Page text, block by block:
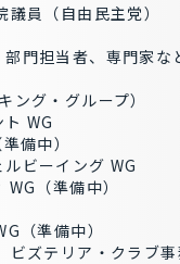
員（自由⺠主党）
門担当者、専門家な
ング・グループ）
WG
備中）
ビーイング WG
（準備中）
（準備中）
ビズテリア・クラブ